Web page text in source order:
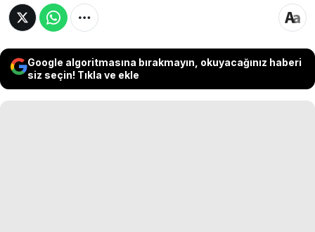
Google algoritmasına bırakmayın, okuyacağınız haberi
siz seçin! Tıkla ve ekle